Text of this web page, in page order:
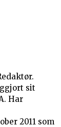
sit
Har
2011 som